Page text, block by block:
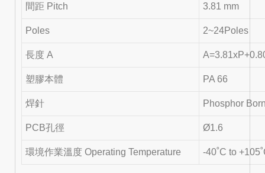
間距 Pitch 3.81 mm
Poles 2~24Poles
長度 A
塑膠本體 PA 66
焊針 Phosphor
PCB孔徑 Ø1.6
環境作業溫度 Operating Temperature -40˚C to